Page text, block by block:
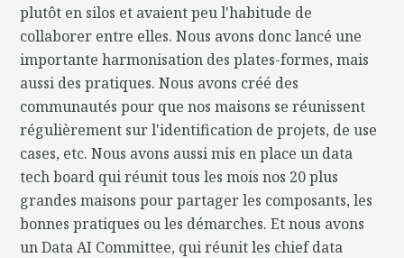
plutôt en silos et avaient peu l'habitude de
collaborer entre elles. Nous avons donc lancé une
importante harmonisation des plates-formes, mais
aussi des pratiques. Nous avons créé des
communautés pour que nos maisons se réunissent
régulièrement sur l'identification de projets, de use
cases, etc. Nous avons aussi mis en place un data
tech board qui réunit tous les mois nos 20 plus
grandes maisons pour partager les composants, les
bonnes pratiques ou les démarches. Et nous avons
un Data AI Committee, qui réunit les chief data